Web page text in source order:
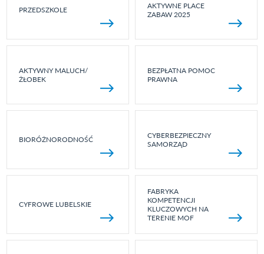
PRZEDSZKOLE
AKTYWNE PLACE
ZABAW 2025
AKTYWNY MALUCH/
ŻŁOBEK
BEZPŁATNA POMOC
PRAWNA
BIORÓŻNORODNOŚĆ
CYBERBEZPIECZNY
SAMORZĄD
CYFROWE LUBELSKIE
FABRYKA
KOMPETENCJI
KLUCZOWYCH NA
TERENIE MOF